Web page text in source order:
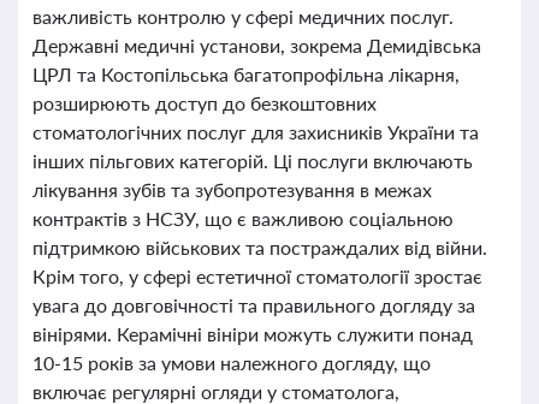
важливість контролю у сфері медичних послуг.
Державні медичні установи, зокрема Демидівська
ЦРЛ та Костопільська багатопрофільна лікарня,
розширюють доступ до безкоштовних
стоматологічних послуг для захисників України та
інших пільгових категорій. Ці послуги включають
лікування зубів та зубопротезування в межах
контрактів з НСЗУ, що є важливою соціальною
підтримкою військових та постраждалих від війни.
Крім того, у сфері естетичної стоматології зростає
увага до довговічності та правильного догляду за
вінірями. Керамічні вініри можуть служити понад
10-15 років за умови належного догляду, що
включає регулярні огляди у стоматолога,